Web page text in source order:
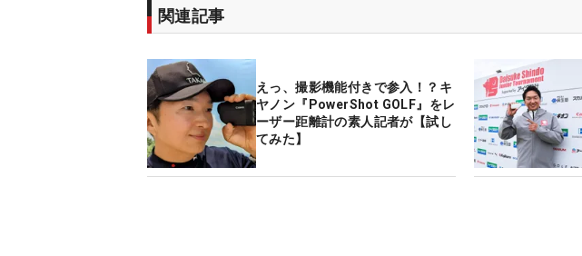
関連記事
えっ、撮影機能付きで参入！？キ
ヤノン『PowerShot GOLF』をレ
ーザー距離計の素人記者が【試し
てみた】